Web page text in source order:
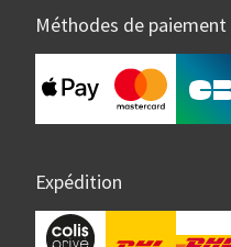
Méthodes de paiement
Expédition